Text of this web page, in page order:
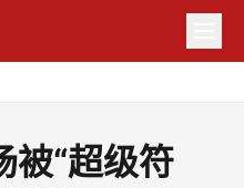
被“超级符